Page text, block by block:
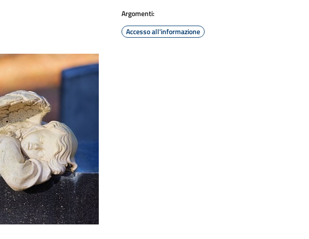
Argomenti:
Accesso all'informazione